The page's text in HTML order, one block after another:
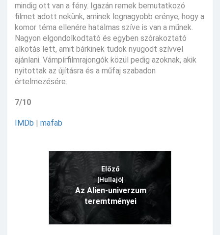
mindig ott van a fény. Igazán remek bemutatkozó
filmet adott nekünk, aminek legnagyobb erénye, hogy a
komor téma ellenére hatalmas szíve is van a műnek.
Nagyon elgondolkodtató és egyben szórakoztató
alkotás lett, amit bárkinek tudok nyugodt szívvel
ajánlani. Vámpírfilmrajongók közül pedig azoknak, akik
nyitottak az újításra és a műfaj szabadon
értelmezésére.
7/10
IMDb | mafab
Előző
[Hullajó]
Az Alien-univerzum
teremtményei